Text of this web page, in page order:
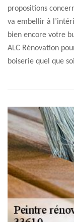
propositions
va embellir à
bien encore votre
ALC Rénovation
boiserie quel que